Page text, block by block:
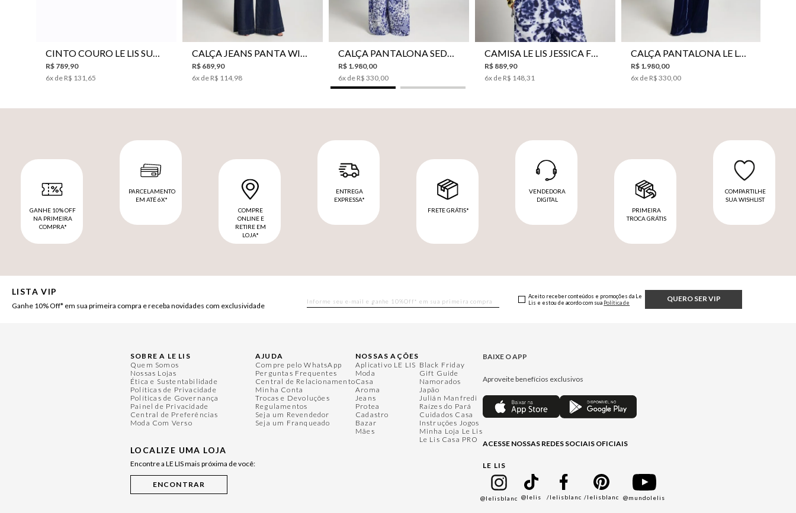
CINTO COURO LE LIS SUKI FEMININO
R$ 789,90
6x de R$ 131,65
34 36 40 44
CALÇA JEANS PANTA WIDE LE LIS ISIS FEMININA
R$ 689,90
6x de R$ 114,98
34 36 38 40
CALÇA PANTALONA SEDA LE LIS AKARI FEMININA
R$ 1.980,00
6x de R$ 330,00
36 38 40 42 44 46
CAMISA LE LIS JESSICA FEMININA
R$ 889,90
6x de R$ 148,31
34 36 38
CALÇA PANTALONA LE LIS SONIA FEMININA
R$ 1.980,00
6x de R$ 330,00
GANHE 10% OFF
NA PRIMEIRA
COMPRA*
PARCELAMENTO
EM ATÉ 6X*
COMPRE
ONLINE E
RETIRE EM
LOJA*
ENTREGA
EXPRESSA*
FRETE GRÁTIS*
VENDEDORA
DIGITAL
PRIMEIRA
TROCA GRÁTIS
COMPARTILHE
SUA WISHLIST
LISTA VIP
Ganhe 10% Off* em sua primeira compra e receba novidades com exclusividade
QUERO SER VIP
Aceito receber conteúdos e promoções da Le
Lis e estou de acordo com sua Política de
SOBRE A LE LIS
Quem Somos
Nossas Lojas
Ética e Sustentabilidade
Políticas de Privacidade
Políticas de Governança
Painel de Privacidade
Central de Preferências
Moda Com Verso
LOCALIZE UMA LOJA
Encontre a LE LIS mais próxima de você:
AJUDA
Compre pelo WhatsApp
Perguntas Frequentes
Central de Relacionamento
Minha Conta
Trocas e Devoluções
Regulamentos
Seja um Revendedor
Seja um Franqueado
NOSSAS AÇÕES
Aplicativo LE LIS
Moda
Casa
Aroma
Jeans
Protea
Cadastro
Bazar
Mães
Black Friday
Gift Guide
Namorados
Japão
Julián Manfredi
Raízes do Pará
Cuidados Casa
Instruções Jogos
Minha Loja Le Lis
Le Lis Casa PRO
BAIXE O APP
Aproveite benefícios exclusivos
ACESSE NOSSAS REDES SOCIAIS OFICIAIS
LE LIS
@lelisblanc @lelis /lelisblanc /lelisblanc @mundolelis